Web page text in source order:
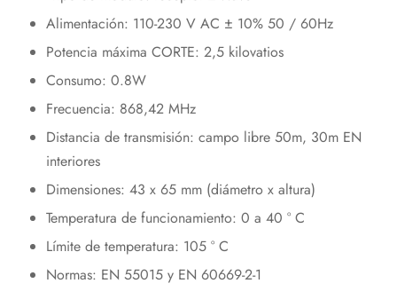
Alimentación: 110-230 V AC ± 10% 50 / 60Hz
Potencia máxima CORTE: 2,5 kilovatios
Consumo: 0.8W
Frecuencia: 868,42 MHz
Distancia de transmisión: campo libre 50m, 30m EN
interiores
Dimensiones: 43 x 65 mm (diámetro x altura)
Temperatura de funcionamiento: 0 a 40 ° C
Límite de temperatura: 105 ° C
Normas: EN 55015 y EN 60669-2-1